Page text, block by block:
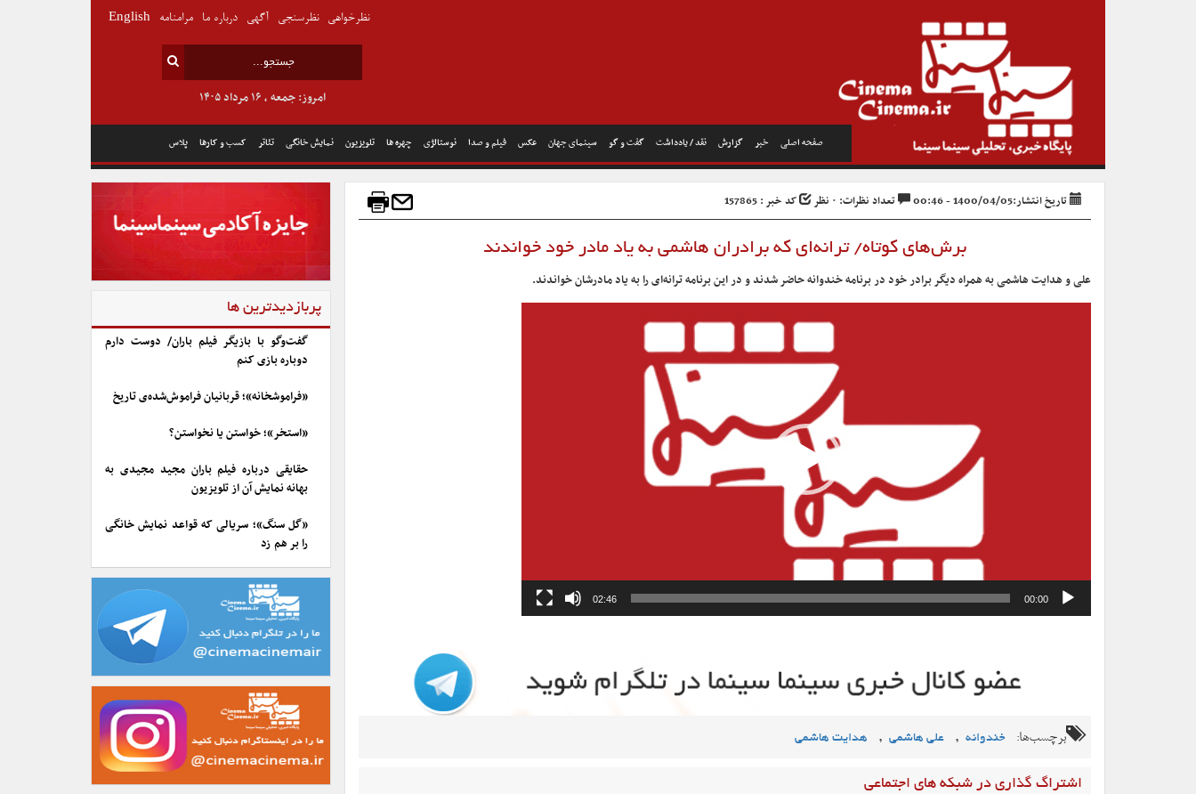
صفحه اصلی خبر گزارش نقد / یادداشت گفت و گو سینمای جهان عکس فیلم و صدا نوستالژی چهره ها تلویزیون نمایش خانگی تئاتر کسب و کارها پلاس
امروز: جمعه , ۱۶ مرداد ۱۴۰۵
نظرخواهی نظرسنجی آگهی درباره ما مرامنامه English
تاریخ انتشار:1400/04/05 - 00:46 تعداد نظرات: ۰ نظر کد خبر : 157865
برش‌های کوتاه/ ترانه‌ای که برادران هاشمی به یاد مادر خود خواندند
علی و هدایت هاشمی به همراه دیگر برادر خود در برنامه خندوانه حاضر شدند و در این برنامه ترانه‌ای را به یاد مادرشان خواندند.
00:00
02:46
برچسب‌ها: خندوانه , علی هاشمی , هدایت هاشمی
اشتراگ گذاری در شبکه های اجتماعی
پربازدیدترین ها
گفت‌وگو با بازیگر فیلم باران/ دوست دارم
دوباره بازی کنم
«فراموشخانه»؛ قربانیان فراموش‌شده‌ی تاریخ
«استخر»؛ خواستن یا نخواستن؟
حقایقی درباره فیلم باران مجید مجیدی به
بهانه نمایش آن از تلویزیون
«گل سنگ»؛ سریالی که قواعد نمایش خانگی
را بر هم زد